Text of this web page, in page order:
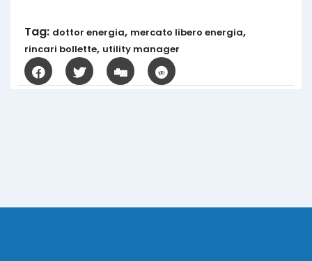
Tag: dottor energia, mercato libero energia,
rincari bollette, utility manager